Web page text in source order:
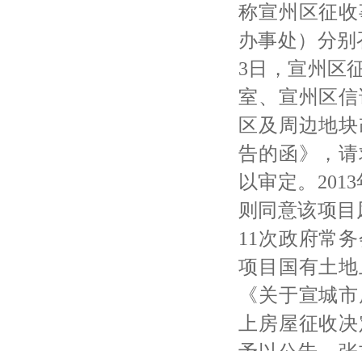
称宣州区征
办事处）分
3日，宣州区
室、宣州区
区及周边地
告的函》，
以审定。
则同意该项
11次政府常
项目国有土
《关于宣城
上房屋征收